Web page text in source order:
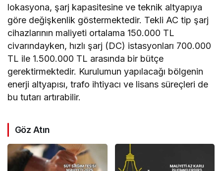
lokasyona, şarj kapasitesine ve teknik altyapıya
göre değişkenlik göstermektedir. Tekli AC tip şarj
cihazlarının maliyeti ortalama 150.000 TL
civarındayken, hızlı şarj (DC) istasyonları 700.000
TL ile 1.500.000 TL arasında bir bütçe
gerektirmektedir. Kurulumun yapılacağı bölgenin
enerji altyapısı, trafo ihtiyacı ve lisans süreçleri de
bu tutarı artırabilir.
Göz Atın